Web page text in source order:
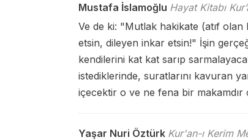
Mustafa İslamoğlu Hayat Kitabı
Ve de ki: "Mutlak hakikate (atıf olan
etsin, dileyen inkar etsin!" İşin
kendilerini kat kat sarıp
istediklerinde, suratlarını kavuran
içecektir o ve ne fena bir makamdır
Yaşar Nuri Öztürk Kur'an-ı Kerim